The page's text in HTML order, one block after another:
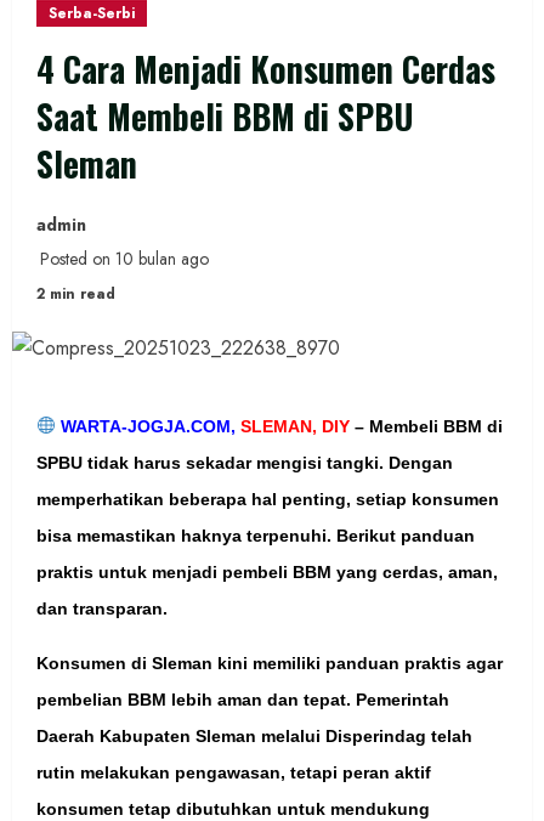
Serba-Serbi
4 Cara Menjadi Konsumen Cerdas
Saat Membeli BBM di SPBU
Sleman
admin
Posted on 10 bulan ago
2 min read
WARTA-JOGJA.COM, SLEMAN, DIY – Membeli BBM di
SPBU tidak harus sekadar mengisi tangki. Dengan
memperhatikan beberapa hal penting, setiap konsumen
bisa memastikan haknya terpenuhi. Berikut panduan
praktis untuk menjadi pembeli BBM yang cerdas, aman,
dan transparan.
Konsumen di Sleman kini memiliki panduan praktis agar
pembelian BBM lebih aman dan tepat. Pemerintah
Daerah Kabupaten Sleman melalui Disperindag telah
rutin melakukan pengawasan, tetapi peran aktif
konsumen tetap dibutuhkan untuk mendukung